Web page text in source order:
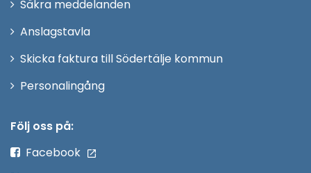
fönster
Säkra meddelanden
Anslagstavla
Skicka faktura till Södertälje kommun
PersonalingångÖppna
Följ oss på:
Facebook